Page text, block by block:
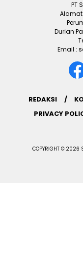
PT
Alamat
Durian
Email :
REDAKSI
PRIVACY
COPYRIGHT © 2026